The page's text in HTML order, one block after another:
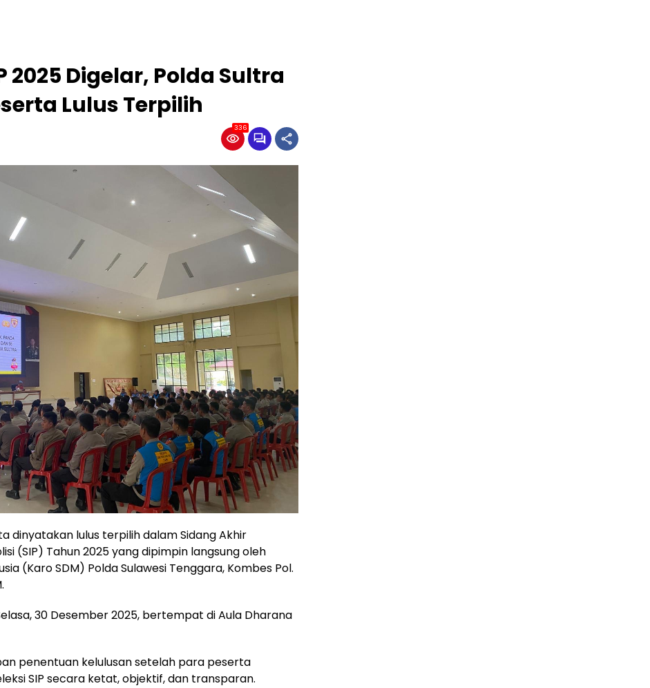
2025 Digelar, Polda Sultra
Lulus Terpilih
336
dinyatakan lulus terpilih dalam Sidang Akhir
(SIP) Tahun 2025 yang dipimpin langsung oleh
(Karo SDM) Polda Sulawesi Tenggara, Kombes Pol.
30 Desember 2025, bertempat di Aula Dharana
penentuan kelulusan setelah para peserta
SIP secara ketat, objektif, dan transparan.